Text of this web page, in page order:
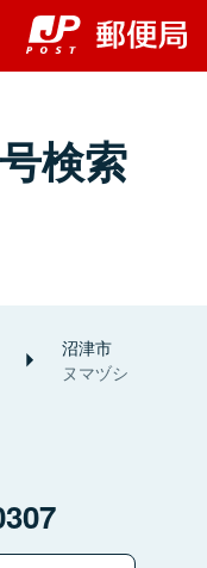
検索
沼津市
ヌマヅシ